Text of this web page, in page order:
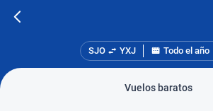
SJO YXJ Todo el año
Vuelos baratos